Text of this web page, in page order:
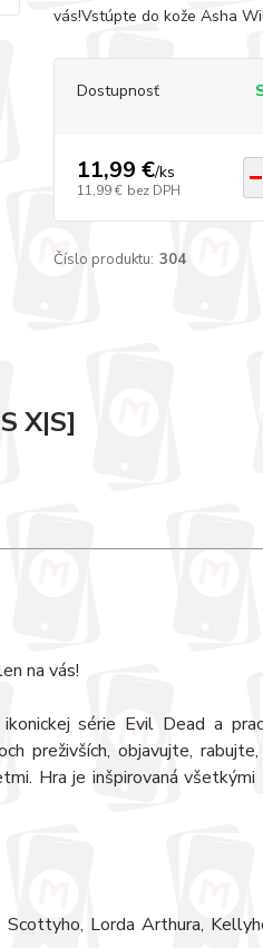
vás!Vstúpte do kože Asha
Dostupnosť
11,99 €/ks
11,99 € bez DPH
Číslo produktu: 304
X|S]
na vás!
série Evil Dead a
preživších, objavujte,
Hra je inšpirovaná
Lorda Arthura,